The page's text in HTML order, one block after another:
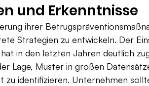
und Erkenntnisse
ihrer
Strategien zu entwickeln. Der
in den letzten Jahren deutlich
Lage, Muster in großen
identifizieren. Unternehmen